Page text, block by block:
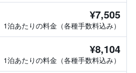
¥7,505
1泊あたりの料金（各種手数料込み）
¥8,104
1泊あたりの料金（各種手数料込み）